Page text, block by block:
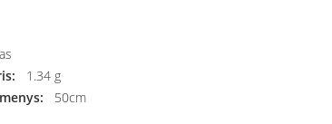
1.34 g
50cm